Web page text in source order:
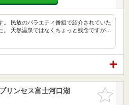
。 民放のバラエティ番組で紹介されていた
。 天然温泉ではなくちょっと残念ですが…
お気に入
りに追加
ンセス富士河口湖